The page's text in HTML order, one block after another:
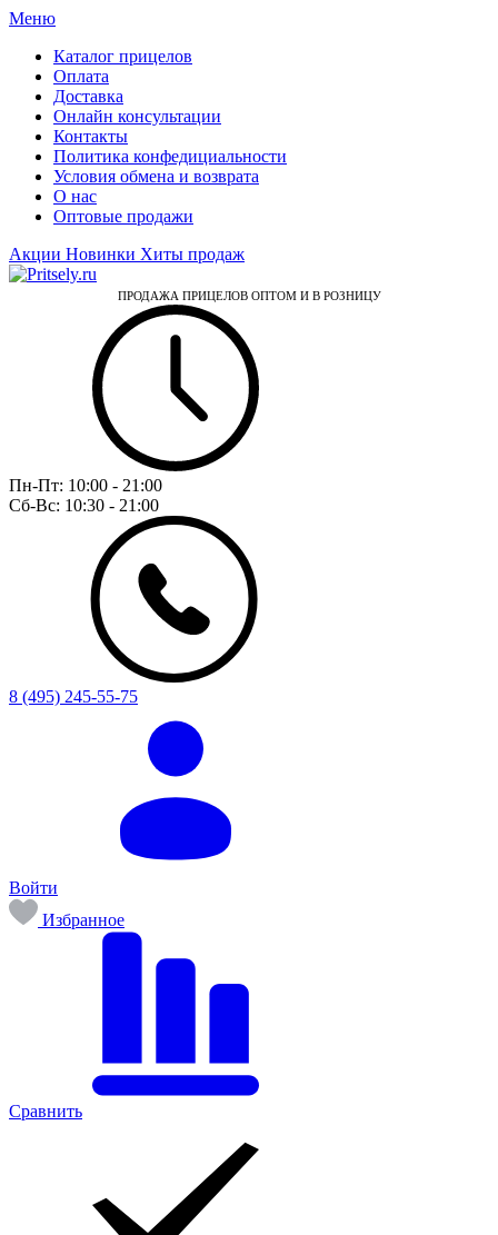
Меню
Каталог прицелов
Оплата
Доставка
Онлайн консультации
Контакты
Политика конфедициальности
Условия обмена и возврата
О нас
Оптовые продажи
Акции Новинки Хиты продаж
ПРОДАЖА ПРИЦЕЛОВ ОПТОМ И В РОЗНИЦУ
Пн-Пт: 10:00 - 21:00
Сб-Вс: 10:30 - 21:00
8 (495) 245-55-75
Войти
Избранное
Сравнить